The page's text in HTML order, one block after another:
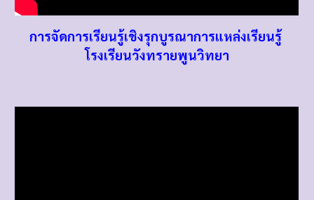
การจัดการเรียนรู้เชิงรุกบูรณาการแหล่งเรียนรู้
โรงเรียนวังทรายพูนวิทยา